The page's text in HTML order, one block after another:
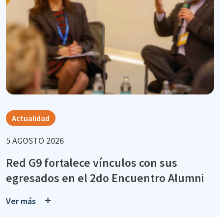
Actualidad
5 AGOSTO 2026
Red G9 fortalece vínculos con sus
egresados en el 2do Encuentro Alumni
Ver más